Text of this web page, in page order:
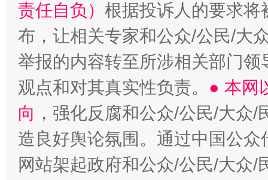
责任自负） 根据投诉人的要求将
布，让相关专家和公众/公民/大
举报的内容转至所涉相关部门
观点和对其真实性负责。 ● 本网
向 ，强化反腐和公众/公民/大众
造良好舆论氛围。通过中国公
网站架起政府和公众/公民/大众